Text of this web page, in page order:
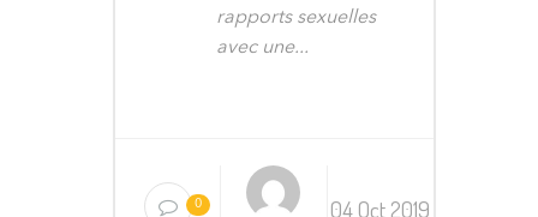
rapports sexuelles
avec une...
0 04 Oct 2019